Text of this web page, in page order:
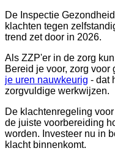
De Inspectie
klachten tegen
trend zet door in 2026.
Als ZZP'er in de zorg
Bereid je voor, zorg
je uren nauwkeurig - dat
zorgvuldige werkwijzen.
De klachtenregeling
de juiste voorbereiding
worden. Investeer nu in
klacht binnenkomt.